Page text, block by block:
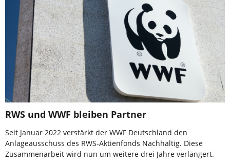
RWS und WWF bleiben Partner
Seit Januar 2022 verstärkt der WWF Deutschland den
Anlageausschuss des RWS-Aktienfonds Nachhaltig. Diese
Zusammenarbeit wird nun um weitere drei Jahre verlängert.